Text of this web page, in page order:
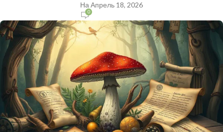
На Апрель 18, 2026
0